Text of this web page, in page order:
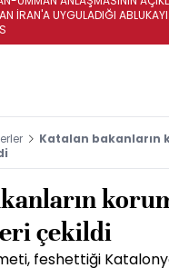
İRAN'A UYGULADIĞI
Katalan bakanların
çekildi
feshettiği